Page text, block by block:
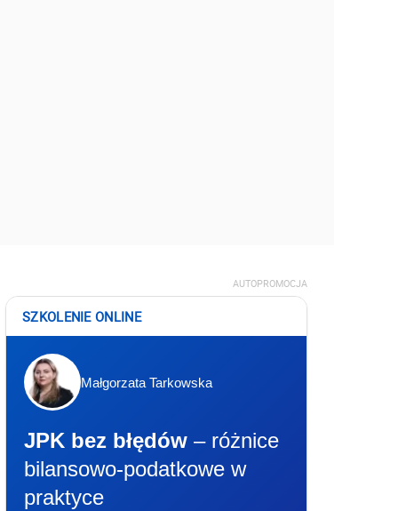
AUTOPROMOCJA
SZKOLENIE ONLINE
Małgorzata Tarkowska
JPK bez błędów – różnice
bilansowo-podatkowe w
praktyce